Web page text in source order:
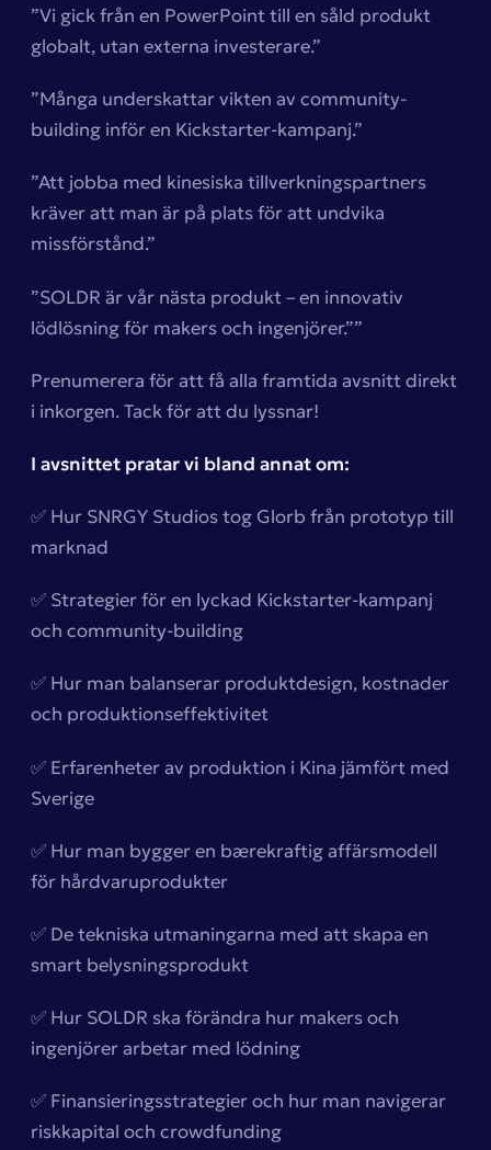
”Vi gick från en PowerPoint till en såld produkt
globalt, utan externa investerare.”
”Många underskattar vikten av community-
building inför en Kickstarter-kampanj.”
”Att jobba med kinesiska tillverkningspartners
kräver att man är på plats för att undvika
missförstånd.”
”SOLDR är vår nästa produkt – en innovativ
lödlösning för makers och ingenjörer.””
Prenumerera för att få alla framtida avsnitt direkt
i inkorgen. Tack för att du lyssnar!
I avsnittet pratar vi bland annat om:
✅ Hur SNRGY Studios tog Glorb från prototyp till
marknad
✅ Strategier för en lyckad Kickstarter-kampanj
och community-building
✅ Hur man balanserar produktdesign, kostnader
och produktionseffektivitet
✅ Erfarenheter av produktion i Kina jämfört med
Sverige
✅ Hur man bygger en bærekraftig affärsmodell
för hårdvaruprodukter
✅ De tekniska utmaningarna med att skapa en
smart belysningsprodukt
✅ Hur SOLDR ska förändra hur makers och
ingenjörer arbetar med lödning
✅ Finansieringsstrategier och hur man navigerar
riskkapital och crowdfunding